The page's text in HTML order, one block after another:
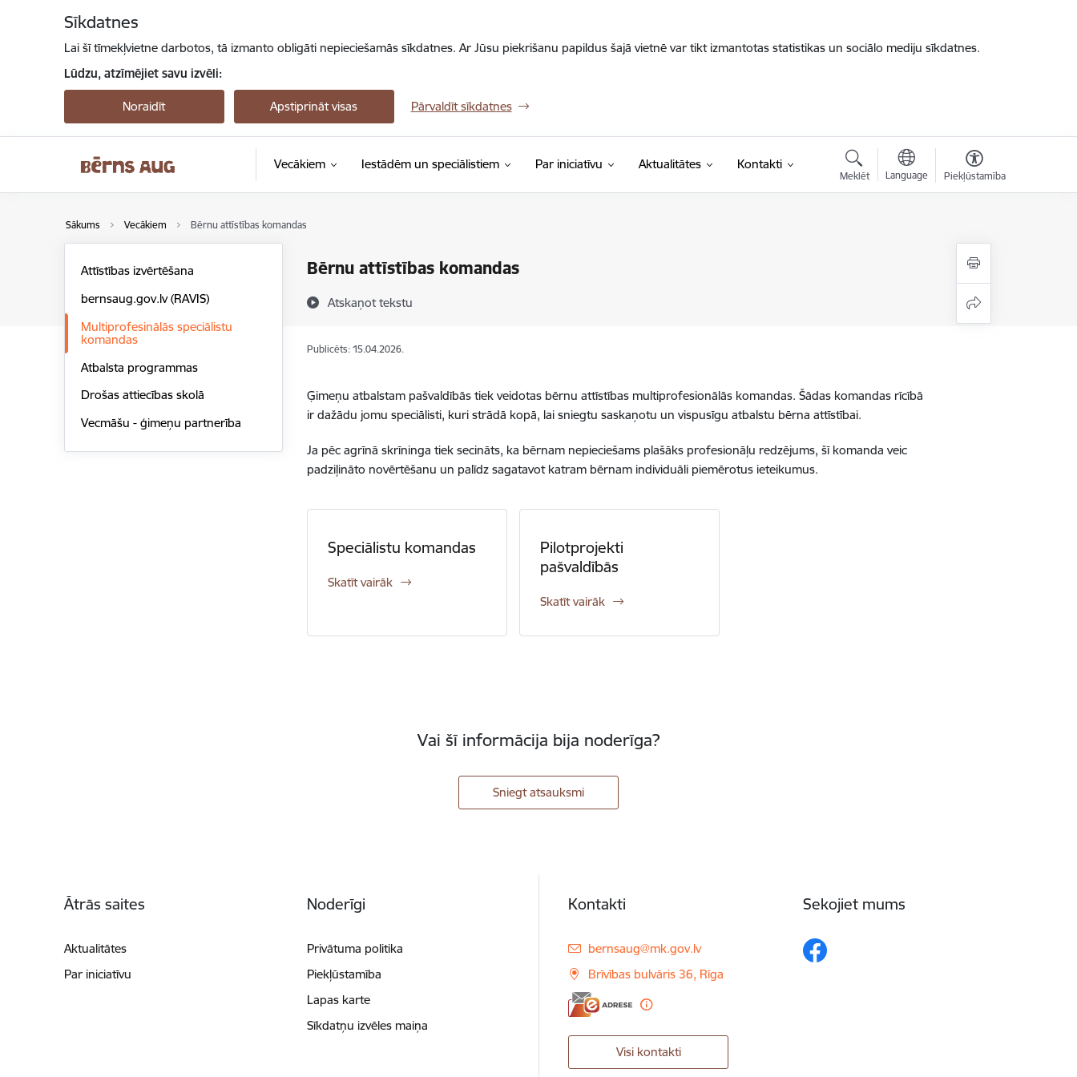
Sīkdatnes
Lai šī tīmekļvietne darbotos, tā izmanto obligāti nepieciešamās sīkdatnes. Ar Jūsu piekrišanu papildus šajā vietnē var tikt izmantotas statistikas un sociālo mediju sīkdatnes.
Lūdzu, atzīmējiet savu izvēli:
Noraidīt Apstiprināt visas Pārvaldīt sīkdatnes
Vecākiem Iestādēm un speciālistiem Par iniciatīvu Aktualitātes Kontakti
Meklēt Language Piekļūstamība
Sākums Vecākiem Bērnu attīstības komandas
Bērnu attīstības komandas
Atskaņot tekstu
Attīstības izvērtēšana
bernsaug.gov.lv (RAVIS)
Multiprofesinālās speciālistu
komandas
Atbalsta programmas
Drošas attiecības skolā
Vecmāšu - ģimeņu partnerība
Publicēts: 15.04.2026.
Ģimeņu atbalstam pašvaldībās tiek veidotas bērnu attīstības multiprofesionālās komandas. Šādas komandas rīcībā
ir dažādu jomu speciālisti, kuri strādā kopā, lai sniegtu saskaņotu un vispusīgu atbalstu bērna attīstībai.
Ja pēc agrīnā skrīninga tiek secināts, ka bērnam nepieciešams plašāks profesionāļu redzējums, šī komanda veic
padziļināto novērtēšanu un palīdz sagatavot katram bērnam individuāli piemērotus ieteikumus.
Speciālistu komandas
Skatīt vairāk
Pilotprojekti
pašvaldībās
Skatīt vairāk
Vai šī informācija bija noderīga?
Sniegt atsauksmi
Ātrās saites
Aktualitātes
Par iniciatīvu
Noderīgi
Privātuma politika
Piekļūstamība
Lapas karte
Sīkdatņu izvēles maiņa
Kontakti
E-pasts:
bernsaug@mk.gov.lv
Brīvības bulvāris 36, Rīga
Visi kontakti
Sekojiet mums